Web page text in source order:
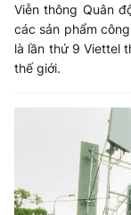
Viễn thông Quân
các sản phẩm
là lần thứ 9 Viettel
thế giới.